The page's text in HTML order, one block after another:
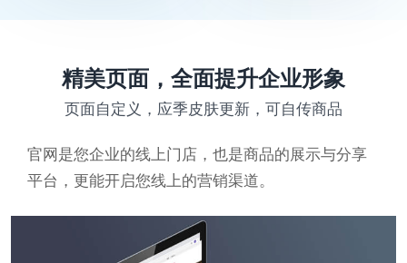
精美页面，全面提升企业形象
页面自定义，应季皮肤更新，可自传商品
官网是您企业的线上门店，也是商品的展示与分享
平台，更能开启您线上的营销渠道。